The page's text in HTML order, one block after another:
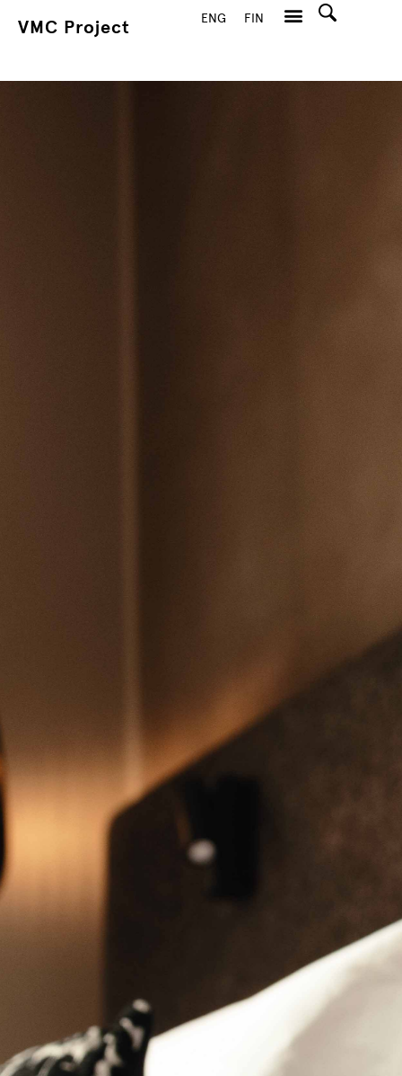
VMC Project ENG FIN